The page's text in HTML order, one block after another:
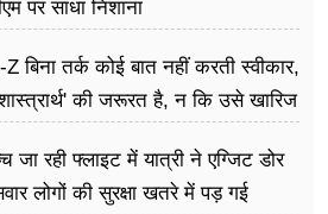
पर साधा​ निशाना
बिना तर्क कोई बात नहीं करती स्वीकार,
की जरूरत है, न कि उसे खारिज
रही फ्लाइट में यात्री ने एग्जिट डोर
लोगों की सुरक्षा खतरे में पड़ गई